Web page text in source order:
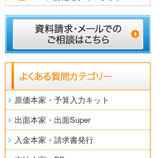
原価本家・予算入力キット
出面本家・出面Super
入金本家・請求書発行